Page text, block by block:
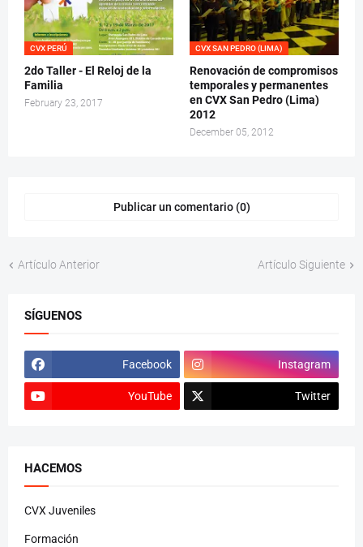
CVX PERÚ
2do Taller - El Reloj de la
Familia
February 23, 2017
CVX SAN PEDRO (LIMA)
Renovación de compromisos
temporales y permanentes
en CVX San Pedro (Lima)
2012
December 05, 2012
Publicar un comentario (0)
Artículo Anterior Artículo Siguiente
SÍGUENOS
Facebook Instagram
YouTube Twitter
HACEMOS
CVX Juveniles
Formación